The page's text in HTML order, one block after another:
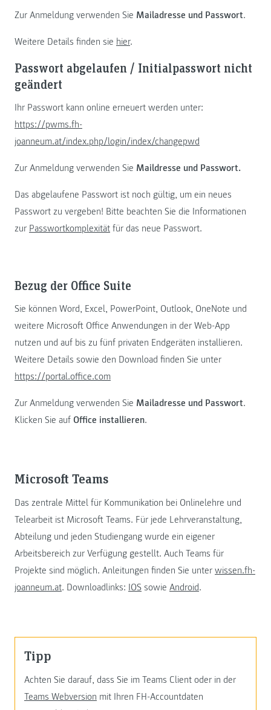
Zur Anmeldung verwenden Sie Mailadresse und Passwort.
Weitere Details finden sie hier.
Passwort abgelaufen / Initialpasswort nicht
geändert
Ihr Passwort kann online erneuert werden unter:
https://pwms.fh-
joanneum.at/index.php/login/index/changepwd
Zur Anmeldung verwenden Sie Maildresse und Passwort.
Das abgelaufene Passwort ist noch gültig, um ein neues
Passwort zu vergeben! Bitte beachten Sie die Informationen
zur Passwortkomplexität für das neue Passwort.
Bezug der Office Suite
Sie können Word, Excel, PowerPoint, Outlook, OneNote und
weitere Microsoft Office Anwendungen in der Web-App
nutzen und auf bis zu fünf privaten Endgeräten installieren.
Weitere Details sowie den Download finden Sie unter
https://portal.office.com
Zur Anmeldung verwenden Sie Mailadresse und Passwort.
Klicken Sie auf Office installieren.
Microsoft Teams
Das zentrale Mittel für Kommunikation bei Onlinelehre und
Telearbeit ist Microsoft Teams. Für jede Lehrveranstaltung,
Abteilung und jeden Studiengang wurde ein eigener
Arbeitsbereich zur Verfügung gestellt. Auch Teams für
Projekte sind möglich. Anleitungen finden Sie unter wissen.fh-
joanneum.at. Downloadlinks: IOS sowie Android.
Tipp
Achten Sie darauf, dass Sie im Teams Client oder in der
Teams Webversion mit Ihren FH-Accountdaten